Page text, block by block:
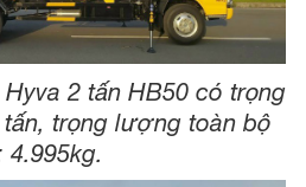
2 tấn HB50 có trọng
trọng lượng toàn bộ
4.995kg.